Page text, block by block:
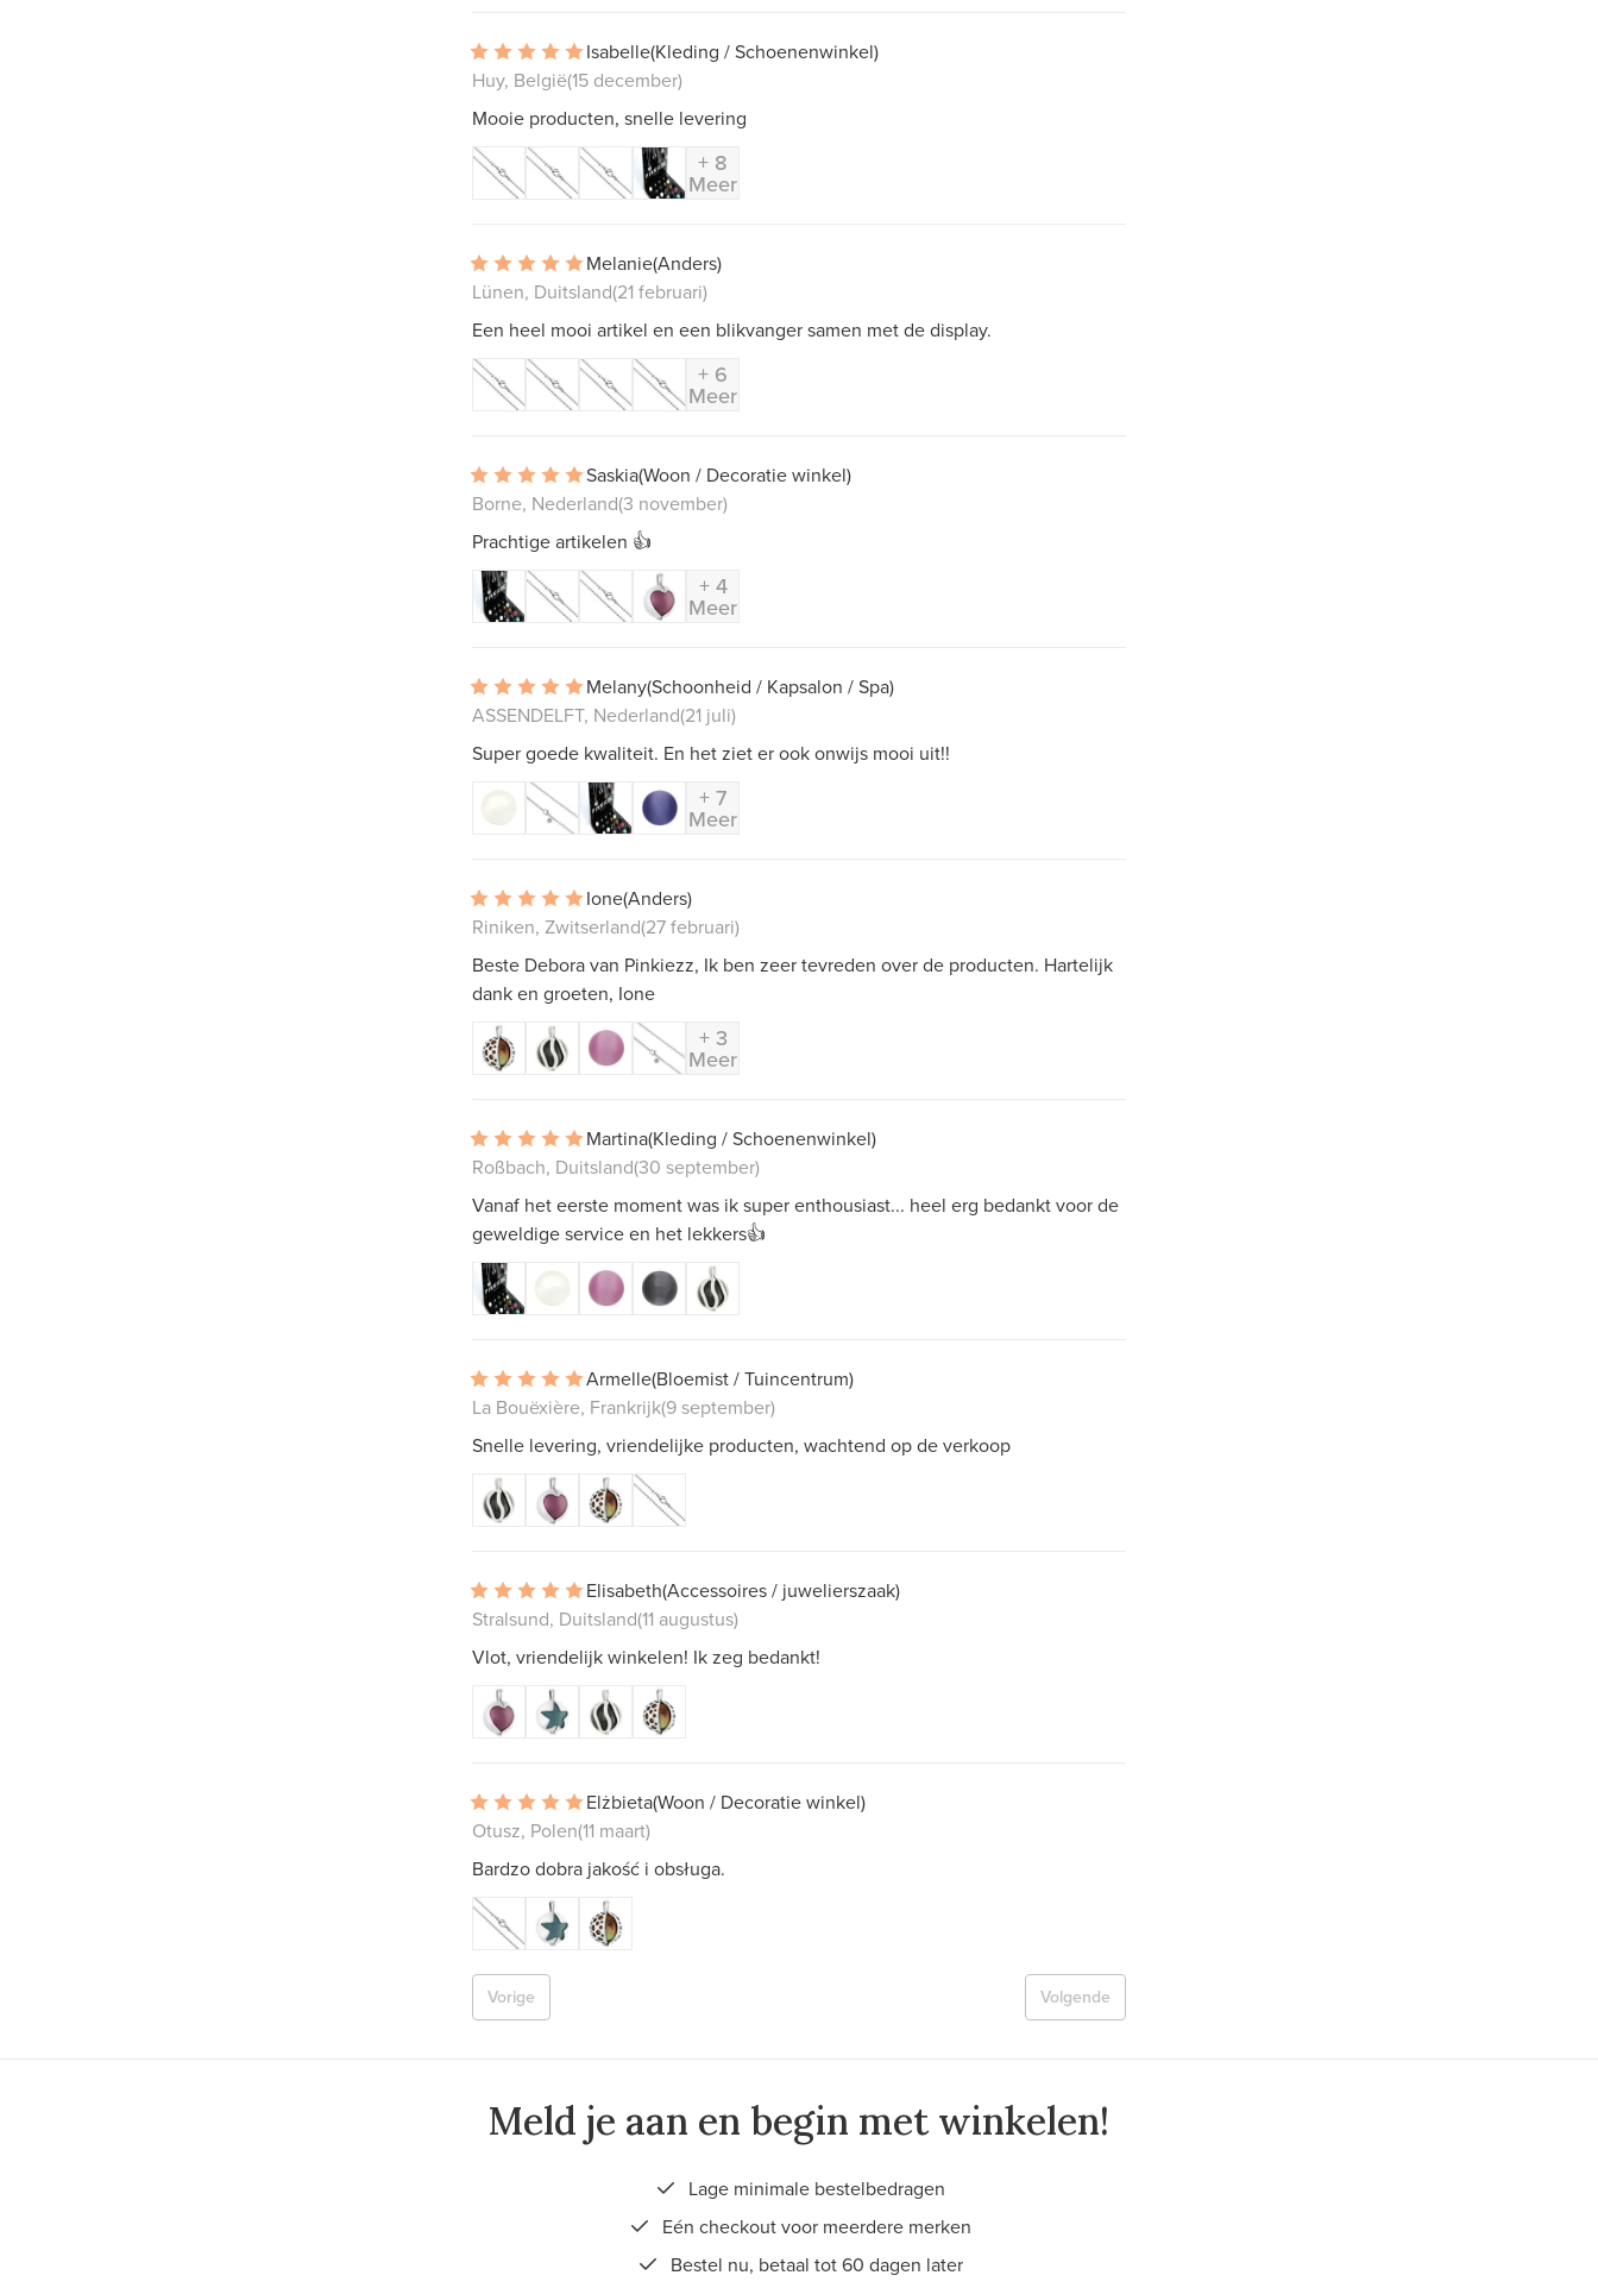
Isabelle(Kleding / Schoenenwinkel)
Huy, België(15 december)
Mooie producten, snelle levering
+ 8
Meer
Melanie(Anders)
Lünen, Duitsland(21 februari)
Een heel mooi artikel en een blikvanger samen met de display.
+ 6
Meer
Saskia(Woon / Decoratie winkel)
Borne, Nederland(3 november)
Prachtige artikelen 👍
+ 4
Meer
Melany(Schoonheid / Kapsalon / Spa)
ASSENDELFT, Nederland(21 juli)
Super goede kwaliteit. En het ziet er ook onwijs mooi uit!!
+ 7
Meer
Ione(Anders)
Riniken, Zwitserland(27 februari)
Beste Debora van Pinkiezz, Ik ben zeer tevreden over de producten. Hartelijk
dank en groeten, Ione
+ 3
Meer
Martina(Kleding / Schoenenwinkel)
Roßbach, Duitsland(30 september)
Vanaf het eerste moment was ik super enthousiast... heel erg bedankt voor de
geweldige service en het lekkers👍
Armelle(Bloemist / Tuincentrum)
La Bouëxière, Frankrijk(9 september)
Snelle levering, vriendelijke producten, wachtend op de verkoop
Elisabeth(Accessoires / juwelierszaak)
Stralsund, Duitsland(11 augustus)
Vlot, vriendelijk winkelen! Ik zeg bedankt!
Elżbieta(Woon / Decoratie winkel)
Otusz, Polen(11 maart)
Bardzo dobra jakość i obsługa.
Volgende
Vorige
Meld je aan en begin met winkelen!
Lage minimale bestelbedragen
Eén checkout voor meerdere merken
Bestel nu, betaal tot 60 dagen later